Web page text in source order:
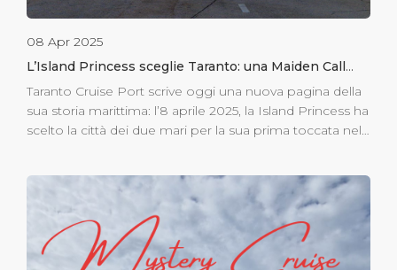
08 Apr 2025
L’Island Princess sceglie Taranto: una Maiden Call
che inaugura la stagione crocieristica 2025
Taranto Cruise Port scrive oggi una nuova pagina della
sua storia marittima: l’8 aprile 2025, la Island Princess ha
scelto la città dei due mari per la sua prima toccata nel
2025 per Taranto Cruise Port. Perché le crociere
scelgono Taranto Negli ultimi anni, Taranto si sta
affermando come una delle destinazioni più
interessanti per le crociere in Puglia e nel Mediterraneo.
La sua posizione strategica, al centro delle principali